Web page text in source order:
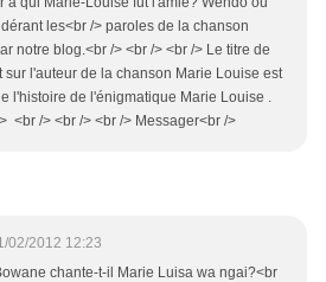
les<br /> paroles de la chanson
notre blog.<br /> <br /> <br /> Le titre de
sur l'auteur de la chanson Marie Louise est
l'histoire de l'énigmatique Marie Louise .
<br /> <br /> <br /> Messager<br />
02/2012 12:23
chante-t-il Marie Luisa wa ngai?<br